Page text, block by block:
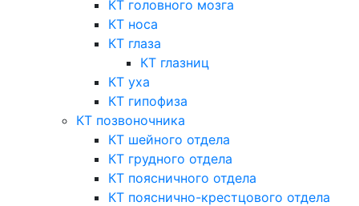
КТ головного мозга
КТ носа
КТ глаза
КТ глазниц
КТ уха
КТ гипофиза
КТ позвоночника
КТ шейного отдела
КТ грудного отдела
КТ поясничного отдела
КТ пояснично-крестцового отдела